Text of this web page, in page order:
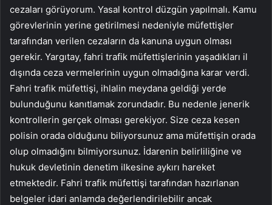
cezaları görüyorum. Yasal kontrol düzgün yapılmalı. Kamu
görevlerinin yerine getirilmesi nedeniyle müfettişler
tarafından verilen cezaların da kanuna uygun olması
gerekir. Yargıtay, fahri trafik müfettişlerinin yaşadıkları il
dışında ceza vermelerinin uygun olmadığına karar verdi.
Fahri trafik müfettişi, ihlalin meydana geldiği yerde
bulunduğunu kanıtlamak zorundadır. Bu nedenle jenerik
kontrollerin gerçek olması gerekiyor. Size ceza kesen
polisin orada olduğunu biliyorsunuz ama müfettişin orada
olup olmadığını bilmiyorsunuz. İdarenin belirliliğine ve
hukuk devletinin denetim ilkesine aykırı hareket
etmektedir. Fahri trafik müfettişi tarafından hazırlanan
belgeler idari anlamda değerlendirilebilir ancak